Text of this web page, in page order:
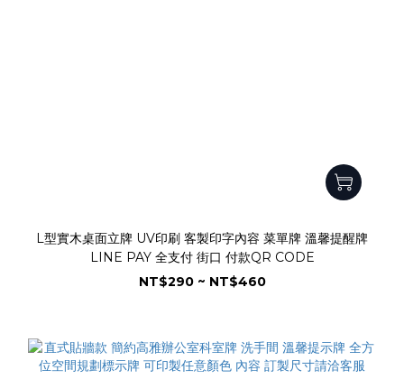
L型實木桌面立牌 UV印刷 客製印字內容 菜單牌 溫馨提醒牌
LINE PAY 全支付 街口 付款QR CODE
NT$290 ~ NT$460